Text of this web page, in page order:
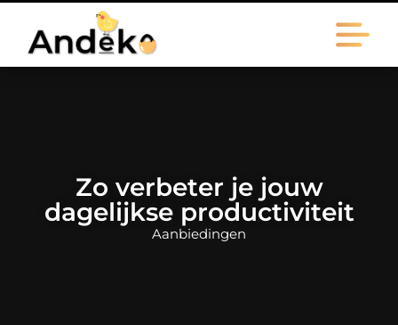
Zo verbeter je jouw
dagelijkse productiviteit
Aanbiedingen